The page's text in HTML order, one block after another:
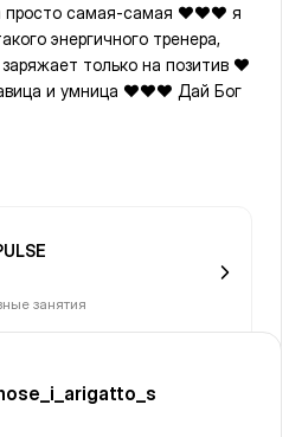
просто самая-самая ❤️❤️❤️ я
энергичного тренера,
только на позитив ❤️
и умница ❤️❤️❤️ Дай Бог
занятия